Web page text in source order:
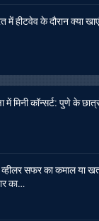
में हीटवेव के दौरान क्या
में मिनी कॉन्सर्ट: पुणे के
सफर का कमाल या
का…